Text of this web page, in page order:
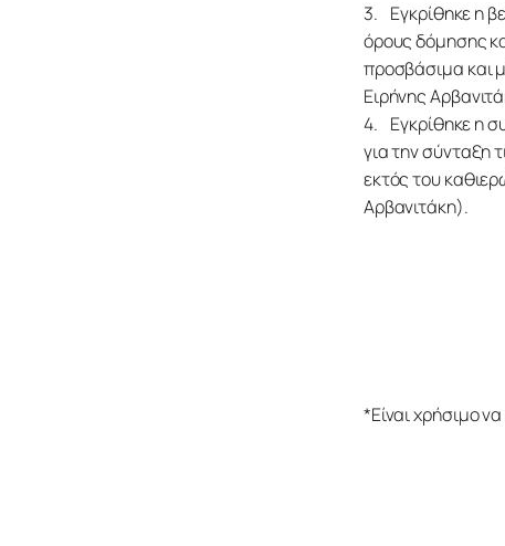
3.    Εγκρίθηκε
όρους δόμησης
προσβάσιμα και
Ειρήνης
4.    Εγκρίθηκε
για την σύνταξη
εκτός του
Αρβανιτάκη).
*Είναι χρήσιμο